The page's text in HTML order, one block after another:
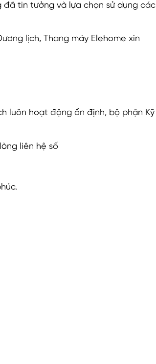
đã tin tưởng và lựa chọn sử dụng các
lịch, Thang máy Elehome xin
luôn hoạt động ổn định, bộ phận Kỹ
liên hệ số